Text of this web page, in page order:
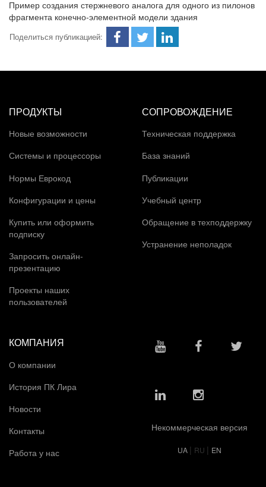
Пример создания стержневого аналога для одного из пилонов
фрагмента конечно-элементной модели здания
Поделиться публикацией:
ПРОДУКТЫ
Новые возможности
Системы и процессоры
Нормы Еврокод
Конфигурации и цены
Купить или оформить
подписку
Запросить онлайн-
презентацию
Проекты наших
пользователей
СОПРОВОЖДЕНИЕ
Техническая поддержка
База знаний
Публикации
Учебный центр
Обращение в техподдержку
Устранение неполадок
КОМПАНИЯ
О компании
История ПК Лира
Новости
Контакты
Работа у нас
Некоммерческая версия
UA | RU | EN